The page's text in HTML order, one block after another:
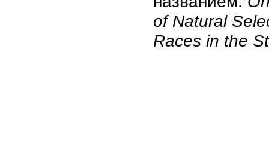
of Natural
Races in the